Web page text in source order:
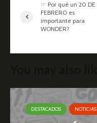
☞ Por qué un 20 DE
FEBRERO es
importante para
WONDER?
DESTACADOS NOTICIAS